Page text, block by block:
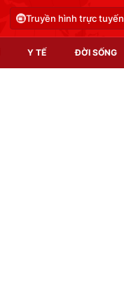
Truyền hình trực tuyến
Y TẾ ĐỜI SỐNG